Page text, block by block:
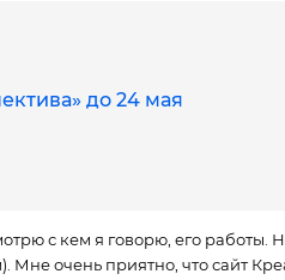
до 24 мая
с кем я говорю, его работы.
Мне очень приятно, что сайт